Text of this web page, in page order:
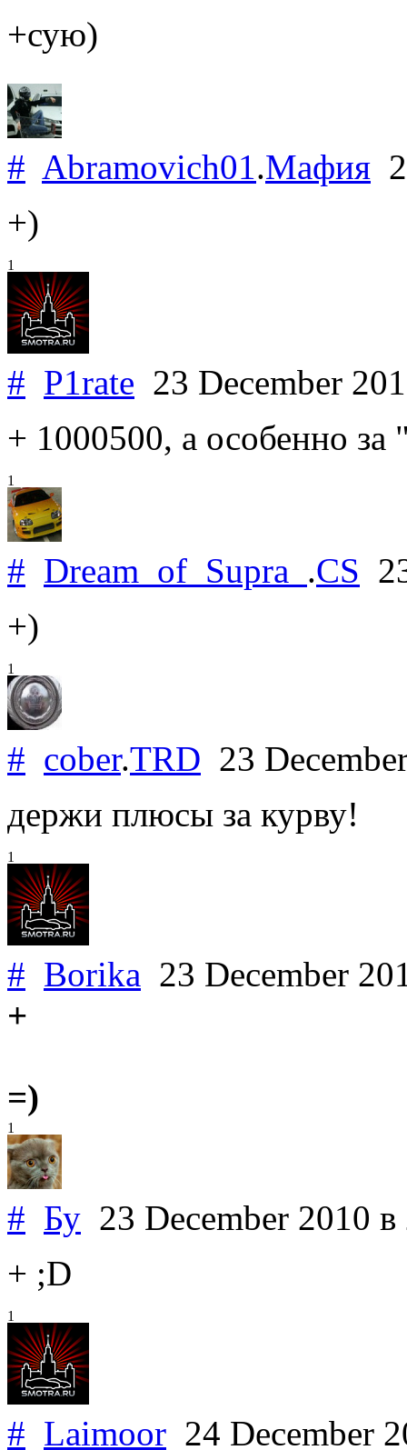
+сую)
# Abramovich01.Мафия
+)
1
# P1rate 23 December
+ 1000500, а особенно
1
# Dream_of_Supra_ .CS
+)
1
# cober.TRD 23
держи плюсы за курву!
1
# Borika 23 December
+
=)
1
# Бу 23 December 2010 в
+ ;D
1
# Laimoor 24 December